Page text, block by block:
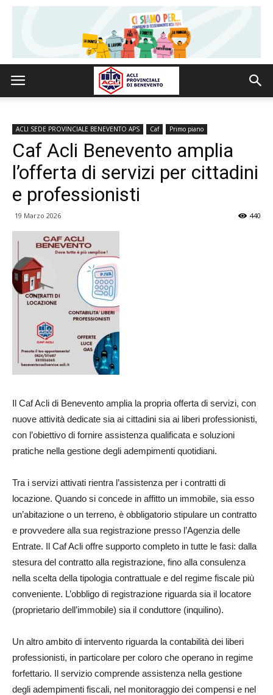
ACLI SEDE PROVINCIALE BENEVENTO APS Caf Primo piano
Caf Acli Benevento amplia
l’offerta di servizi per cittadini
e professionisti
19 Marzo 2026 440
Il Caf Acli di Benevento amplia la propria offerta di servizi, con
nuove attività dedicate sia ai cittadini sia ai liberi professionisti,
con l’obiettivo di fornire assistenza qualificata e soluzioni
pratiche nella gestione degli adempimenti quotidiani.
Tra i servizi attivati rientra l’assistenza per i contratti di
locazione. Quando si concede in affitto un immobile, sia esso
un’abitazione o un terreno, è obbligatorio stipulare un contratto
e provvedere alla sua registrazione presso l’Agenzia delle
Entrate. Il Caf Acli offre supporto completo in tutte le fasi: dalla
stesura del contratto alla registrazione, fino alla consulenza
nella scelta della tipologia contrattuale e del regime fiscale più
conveniente. L’obbligo di registrazione riguarda sia il locatore
(proprietario dell’immobile) sia il conduttore (inquilino).
Un altro ambito di intervento riguarda la contabilità dei liberi
professionisti, in particolare per coloro che operano in regime
forfettario. Il servizio comprende assistenza nella gestione
degli adempimenti fiscali, nel monitoraggio dei compensi e nel